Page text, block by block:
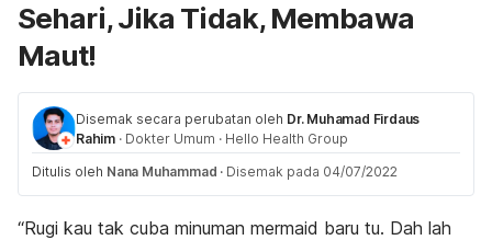
Sehari, Jika Tidak, Membawa
Maut!
Disemak secara perubatan oleh Dr. Muhamad Firdaus
Rahim · Dokter Umum · Hello Health Group
Ditulis oleh Nana Muhammad · Disemak pada 04/07/2022
“Rugi kau tak cuba minuman mermaid baru tu. Dah lah